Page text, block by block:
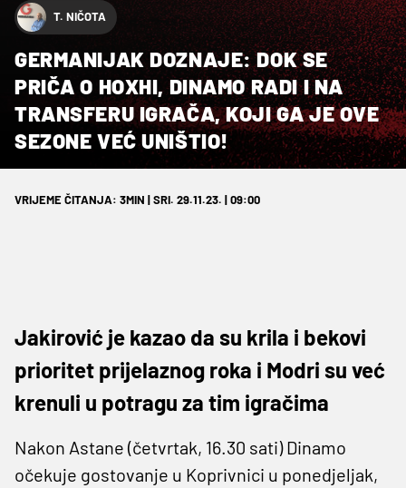
T. NIČOTA
GERMANIJAK DOZNAJE: DOK SE
PRIČA O HOXHI, DINAMO RADI I NA
TRANSFERU IGRAČA, KOJI GA JE OVE
SEZONE VEĆ UNIŠTIO!
VRIJEME ČITANJA: 3MIN | SRI. 29.11.23. | 09:00
Jakirović je kazao da su krila i bekovi
prioritet prijelaznog roka i Modri su već
krenuli u potragu za tim igračima
Nakon Astane (četvrtak, 16.30 sati) Dinamo
očekuje gostovanje u Koprivnici u ponedjeljak,